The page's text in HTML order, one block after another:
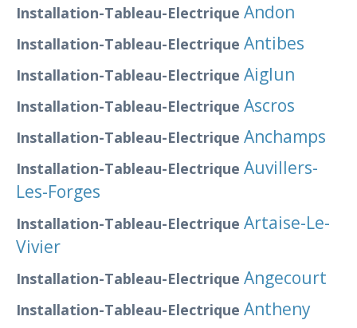
Installation-Tableau-Electrique Andon
Installation-Tableau-Electrique Antibes
Installation-Tableau-Electrique Aiglun
Installation-Tableau-Electrique Ascros
Installation-Tableau-Electrique Anchamps
Installation-Tableau-Electrique Auvillers-
Les-Forges
Installation-Tableau-Electrique Artaise-Le-
Vivier
Installation-Tableau-Electrique Angecourt
Installation-Tableau-Electrique Antheny